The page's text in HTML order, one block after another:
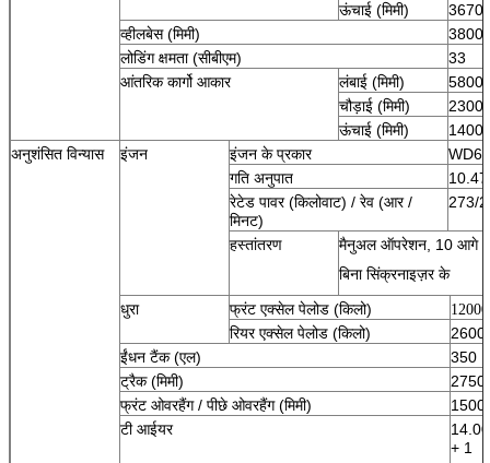
ऊंचाई (मिमी)
3670
व्हीलबेस (मिमी)
3800
लोडिंग क्षमता (सीबीएम)
33
आंतरिक कार्गो आकार
लंबाई (मिमी)
5800
चौड़ाई (मिमी)
2300
ऊंचाई (मिमी)
1400
अनुशंसित विन्यास
इंजन इंजन के प्रकार
गति अनुपात
10.47
रेटेड पावर (किलोवाट) / रेव (आर /
मिनट)
273/
हस्तांतरण
मैनुअल ऑपरेशन, 10 आगे
बिना सिंक्रनाइज़र के
धुरा
फ्रंट एक्सेल पेलोड (किलो) 12000
रियर एक्सेल पेलोड (किलो)
ईंधन टैंक (एल)
350
ट्रैक (मिमी)
2750
फ्रंट ओवरहैंग / पीछे ओवरहैंग (मिमी)
टीआईयर
+ 1